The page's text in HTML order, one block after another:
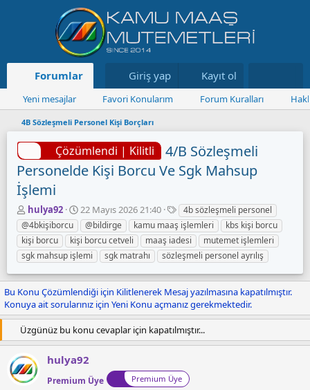
Forumlar Neler yeni Kaynaklar
Giriş yap Kayıt ol
Yeni mesajlar Favori Konularım Forum Kuralları
4B Sözleşmeli Personel Kişi Borçları
Çözümlendi | Kilitli
4/B Sözleşmeli
Personelde Kişi Borcu Ve Sgk Mahsup
İşlemi
K
o
n
u
y
u
B
a
ş
l
a
t
a
n
hulya92
B
a
ş
l
a
n
g
ı
ç
t
a
r
i
i
22 Mayıs 2026 21:40
E
t
i
k
e
t
l
e
r
4b sözleşmeli personel
@4bkişiborcu
@bildirge kamu maaş işlemleri
kbs kişi borcu
kişi borcu
kişi borcu cetveli maaş iadesi
mutemet işlemleri
sgk mahsup işlemi
sgk matrahı sözleşmeli personel ayrılış
Bu Konu Çözümlendiği için Kilitlenerek Mesaj yazılmasına kapatılmıştır.
Konuya ait sorularınız için Yeni Konu açmanız gerekmektedir.
Üzgünüz bu konu cevaplar için kapatılmıştır...
hulya92
Premium Üye Premium Üye